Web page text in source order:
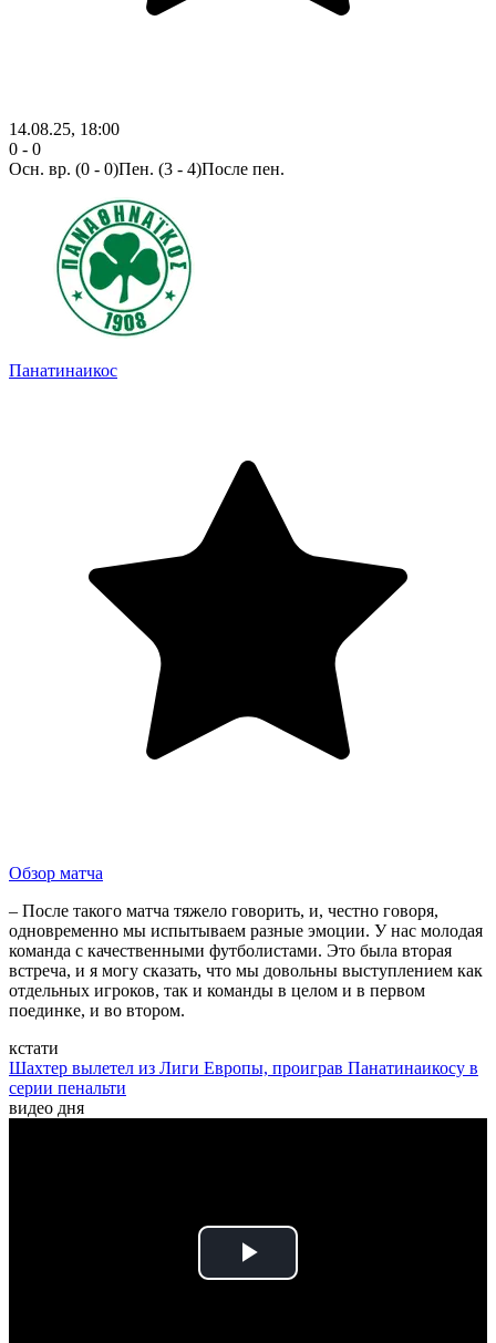
14.08.25, 18:00
0 - 0
Осн. вр. (0 - 0)Пен. (3 - 4)После пен.
Панатинаикос
Обзор матча
– После такого матча тяжело говорить, и, честно говоря,
одновременно мы испытываем разные эмоции. У нас молодая
команда с качественными футболистами. Это была вторая
встреча, и я могу сказать, что мы довольны выступлением как
отдельных игроков, так и команды в целом и в первом
поединке, и во втором.
кстати
Шахтер вылетел из Лиги Европы, проиграв Панатинаикосу в
серии пенальти
видео дня
Play